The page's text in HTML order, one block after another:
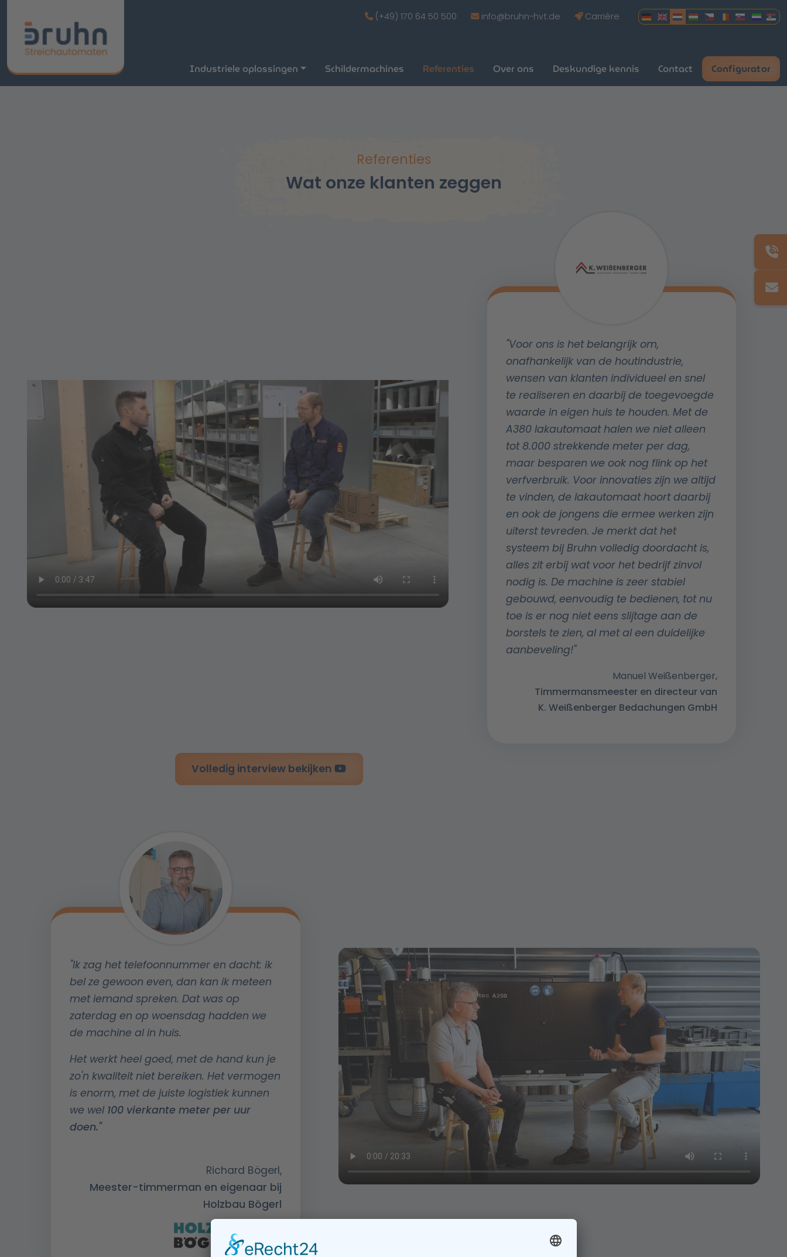
(+49) 170 64 50 500 info@bruhn-hvt.de Carrière
Industriele oplossingen Schildermachines Referenties Over ons Deskundige kennis Contact Configurator
Referenties
Wat onze klanten zeggen
"Voor ons is het belangrijk om,
onafhankelijk van de houtindustrie,
wensen van klanten individueel en snel
te realiseren en daarbij de toegevoegde
waarde in eigen huis te houden. Met de
A380 lakautomaat halen we niet alleen
tot 8.000 strekkende meter per dag,
maar besparen we ook nog flink op het
verfverbruik. Voor innovaties zijn we altijd
te vinden, de lakautomaat hoort daarbij
en ook de jongens die ermee werken zijn
uiterst tevreden. Je merkt dat het
systeem bij Bruhn volledig doordacht is,
alles zit erbij wat voor het bedrijf zinvol
nodig is. De machine is zeer stabiel
gebouwd, eenvoudig te bedienen, tot nu
toe is er nog niet eens slijtage aan de
borstels te zien, al met al een duidelijke
aanbeveling!"
Manuel Weißenberger,
Timmermansmeester en directeur van
K. Weißenberger Bedachungen GmbH
Volledig interview bekijken
"Ik zag het telefoonnummer en dacht: ik
bel ze gewoon even, dan kan ik meteen
met iemand spreken. Dat was op
zaterdag en op woensdag hadden we
de machine al in huis.
Het werkt heel goed, met de hand kun je
zo'n kwaliteit niet bereiken. Het vermogen
is enorm, met de juiste logistiek kunnen
we wel 100 vierkante meter per uur
doen."
Richard Bögerl,
Meester-timmerman en eigenaar bij
Holzbau Bögerl